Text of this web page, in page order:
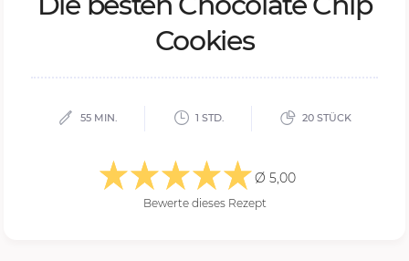
Coo­kies
55 MIN. 1 STD. 20 STÜCK
Ø 5,00
Bewerte dieses Rezept